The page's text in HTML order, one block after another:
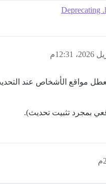
Deprecating
بمجرد تثبيت تحديث).